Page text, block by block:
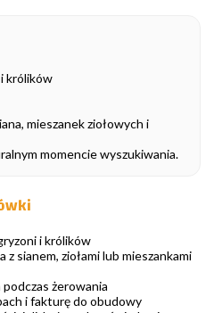
królików
mieszanek ziołowych i
momencie wyszukiwania.
i królików
z sianem, ziołami lub mieszankami
żerowania
i fakturę do obudowy